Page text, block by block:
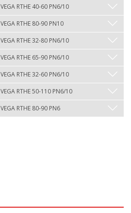
VEGA RTHE 40-60 PN6/10
VEGA RTHE 80-90 PN10
VEGA RTHE 32-80 PN6/10
VEGA RTHE 65-90 PN6/10
VEGA RTHE 32-60 PN6/10
VEGA RTHE 50-110 PN6/10
VEGA RTHE 80-90 PN6